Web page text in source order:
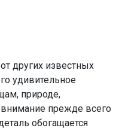
других известных
удивительное
природе,
прежде всего
обогащается